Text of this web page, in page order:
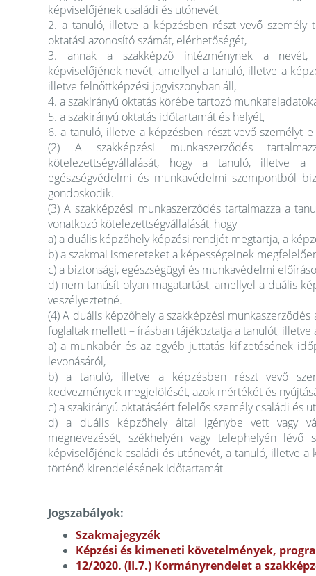
képviselőjének családi és utónevét,
2. a tanuló, illetve a képzésben részt vevő személy
oktatási azonosító számát, elérhetőségét,
3. annak a szakképző intézménynek a nevét,
képviselőjének nevét, amellyel a tanuló, illetve a
illetve felnőttképzési jogviszonyban áll,
4. a szakirányú oktatás körébe tartozó
5. a szakirányú oktatás időtartamát és helyét,
6. a tanuló, illetve a képzésben részt vevő személyt
(2) A szakképzési munkaszerződés
kötelezettségvállalását, hogy a tanuló, illetve
egészségvédelmi és munkavédelmi szempontból
gondoskodik.
(3) A szakképzési munkaszerződés tartalmazza a
vonatkozó kötelezettségvállalását, hogy
a) a duális képzőhely képzési rendjét megtartja, a
b) a szakmai ismereteket a képességeinek
c) a biztonsági, egészségügyi és munkavédelmi
d) nem tanúsít olyan magatartást, amellyel a duális
veszélyeztetné.
(4) A duális képzőhely a szakképzési
foglaltak mellett – írásban tájékoztatja a tanulót, illetve
a) a munkabér és az egyéb juttatás kifizetésének
levonásáról,
b) a tanuló, illetve a képzésben részt vevő
kedvezmények megjelölését, azok mértékét és
c) a szakirányú oktatásáért felelős személy családi és
d) a duális képzőhely által igénybe vett vagy
megnevezését, székhelyén vagy telephelyén lévő
képviselőjének családi és utónevét, a tanuló, illetve
történő kirendelésének időtartamát
Jogszabályok:
Szakmajegyzék
Képzési és kimeneti követelmények,
12/2020. (II.7.) Kormányrendelet a